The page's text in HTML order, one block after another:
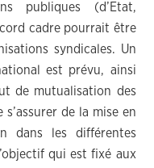
publiques (d’Etat,
cadre pourrait être
syndicales. Un
est prévu, ainsi
de mutualisation des
de la mise en
dans les différentes
qui est fixé aux